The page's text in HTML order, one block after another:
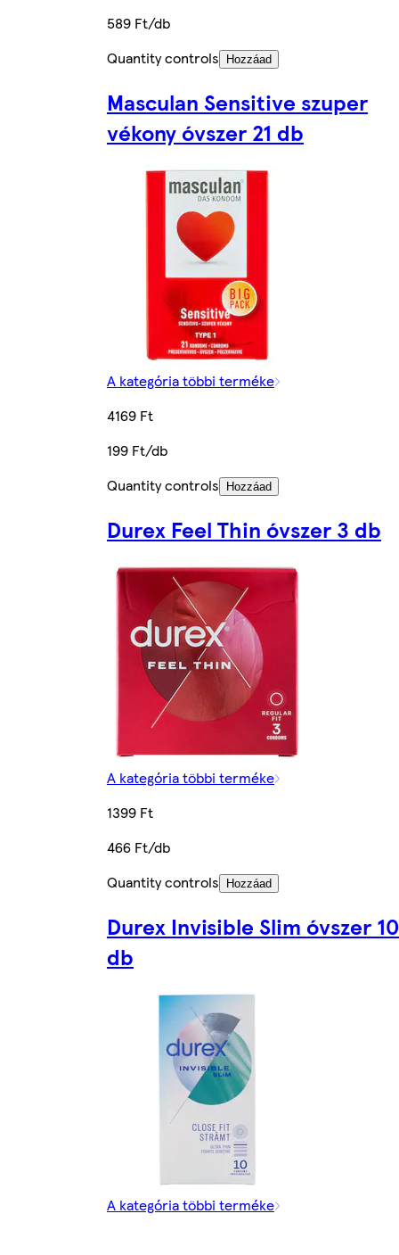
589 Ft/db
Quantity controls
Hozzáad
Masculan Sensitive szuper
vékony óvszer 21 db
A kategória többi terméke
4169 Ft
199 Ft/db
Quantity controls
Hozzáad
Durex Feel Thin óvszer 3 db
A kategória többi terméke
1399 Ft
466 Ft/db
Quantity controls
Hozzáad
Durex Invisible Slim óvszer 10
db
A kategória többi terméke